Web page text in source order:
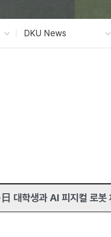
DKU News
대학생과 AI 피지컬 로봇